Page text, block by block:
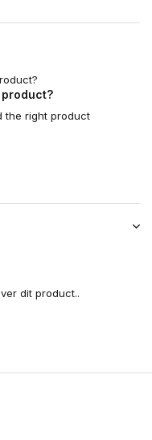
the right product
dit product..